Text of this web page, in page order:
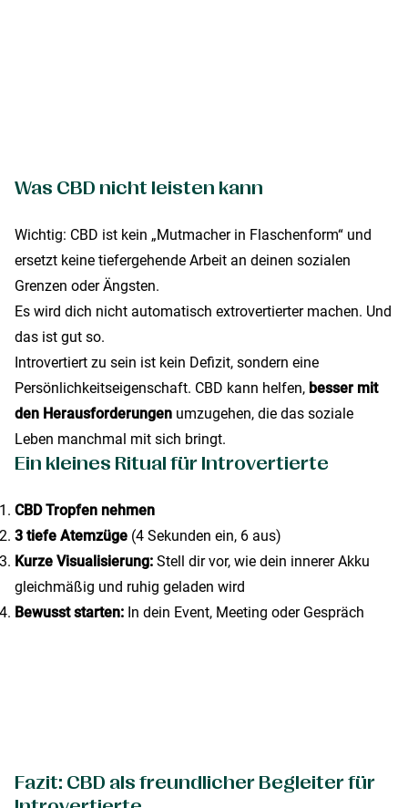
Was CBD nicht leisten kann
Wichtig: CBD ist kein „Mutmacher in Flaschenform“ und
ersetzt keine tiefergehende Arbeit an deinen sozialen
Grenzen oder Ängsten.
Es wird dich nicht automatisch extrovertierter machen. Und
das ist gut so.
Introvertiert zu sein ist kein Defizit, sondern eine
Persönlichkeitseigenschaft. CBD kann helfen, besser mit
den Herausforderungen umzugehen, die das soziale
Leben manchmal mit sich bringt.
Ein kleines Ritual für Introvertierte
CBD Tropfen nehmen
3 tiefe Atemzüge (4 Sekunden ein, 6 aus)
Kurze Visualisierung: Stell dir vor, wie dein innerer Akku
gleichmäßig und ruhig geladen wird
Bewusst starten: In dein Event, Meeting oder Gespräch
Fazit: CBD als freundlicher Begleiter für